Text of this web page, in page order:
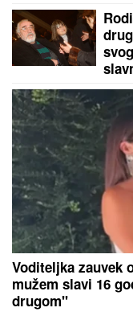
Voditeljka zauvek
mužem slavi 16
drugom"